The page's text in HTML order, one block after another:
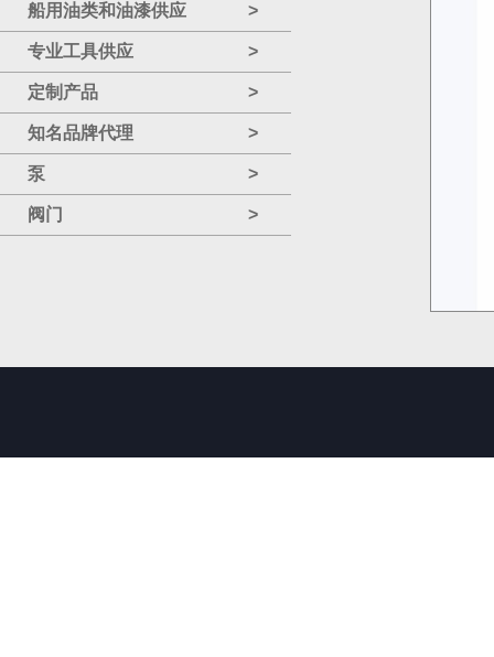
船用油类和油漆供应 >
专业工具供应 >
定制产品 >
知名品牌代理 >
泵 >
阀门 >